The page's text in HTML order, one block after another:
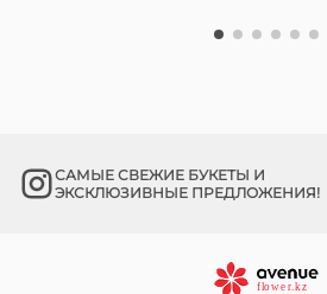
место для красоты и нежности.
САМЫЕ СВЕЖИЕ БУКЕТЫ И
ЭКСКЛЮЗИВНЫЕ ПРЕДЛОЖЕНИЯ!